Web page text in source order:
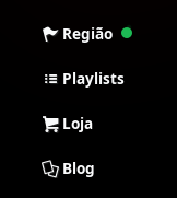
Região
Playlists
Loja
Blog